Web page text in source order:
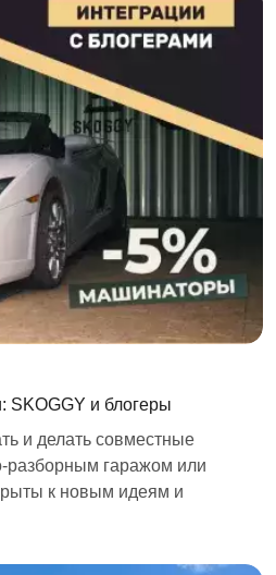
SKOGGY и блогеры
и делать совместные
разборным гаражом или
к новым идеям и